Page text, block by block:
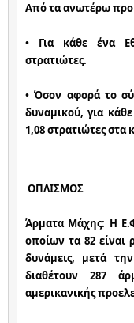
Από τα ανωτέρω
• Για κάθε ένα
στρατιώτες.
• Όσον αφορά το
δυναμικού, για
1,08 στρατιώτες στα
ΟΠΛΙΣΜΟΣ
Άρματα Μάχης: Η
οποίων τα 82 είναι
δυνάμεις, μετά
διαθέτουν 287
αμερικανικής